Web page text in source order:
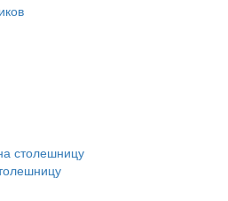
столешницу